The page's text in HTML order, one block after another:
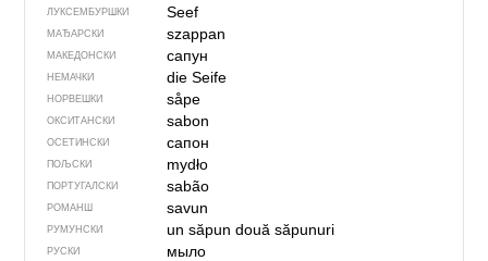
ЛУКСЕМБУРШКИ Seef
МАЂАРСКИ szappan
МАКЕДОНСКИ сапун
НЕМАЧКИ die Seife
НОРВЕШКИ såpe
ОКСИТАНСКИ sabon
ОСЕТИНСКИ сапон
ПОЉСКИ mydło
ПОРТУГАЛСКИ sabão
РОМАНШ savun
РУМУНСКИ un săpundouă săpunuri
РУСКИ мыло